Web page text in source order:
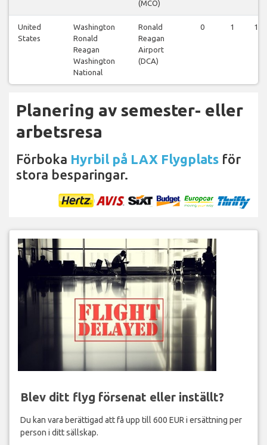
(MCO)
United
States
Washington
Ronald
Reagan
Washington
National
Ronald
Reagan
Airport
(DCA)
0 1 1
Planering av semester- eller
arbetsresa
Förboka Hyrbil på LAX Flygplats för
stora besparingar.
Blev ditt flyg försenat eller inställt?
Du kan vara berättigad att få upp till 600 EUR i ersättning per
person i ditt sällskap.